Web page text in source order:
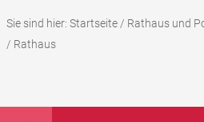
Sie sind hier: Startseite/ Rathaus und
/ Rathaus